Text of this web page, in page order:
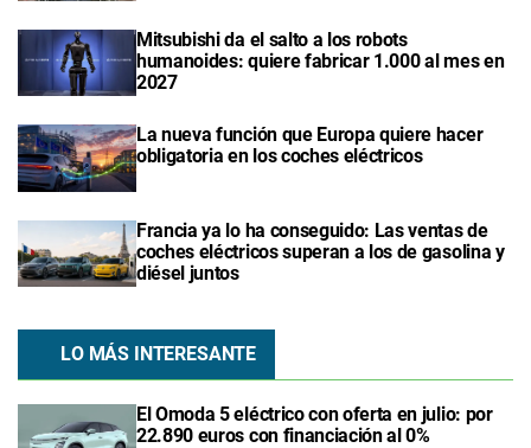
Mitsubishi da el salto a los robots
humanoides: quiere fabricar 1.000 al mes en
2027
La nueva función que Europa quiere hacer
obligatoria en los coches eléctricos
Francia ya lo ha conseguido: Las ventas de
coches eléctricos superan a los de gasolina y
diésel juntos
LO MÁS INTERESANTE
El Omoda 5 eléctrico con oferta en julio: por
22.890 euros con financiación al 0%